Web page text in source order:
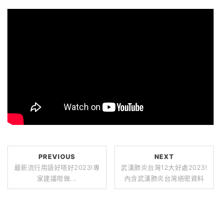
PREVIOUS
最新流行用語好唔好2023!專
家建議咁做...
NEXT
武漢肺炎台灣12大好處2023!
內含武漢肺炎台灣絕密資料